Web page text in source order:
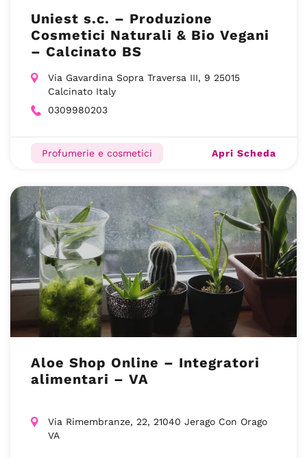
Uniest s.c. – Produzione
Cosmetici Naturali & Bio Vegani
– Calcinato BS
Via Gavardina Sopra Traversa III, 9 25015
Calcinato Italy
0309980203
Profumerie e cosmetici Apri Scheda
Aloe Shop Online – Integratori
alimentari – VA
Via Rimembranze, 22, 21040 Jerago Con Orago
VA